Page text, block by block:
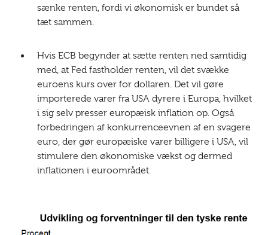
sænke renten, fordi vi økonomisk er bundet så
tæt sammen.
Hvis ECB begynder at sætte renten ned samtidig
med, at Fed fastholder renten, vil det svække
euroens kurs over for dollaren. Det vil gøre
importerede varer fra USA dyrere i Europa, hvilket
i sig selv presser europæisk inflation op. Også
forbedringen af konkurrenceevnen af en svagere
euro, der gør europæiske varer billigere i USA, vil
stimulere den økonomiske vækst og dermed
inflationen i euroområdet.